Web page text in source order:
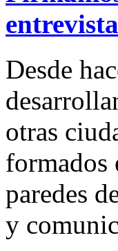
Desde
otras
formados
paredes
y